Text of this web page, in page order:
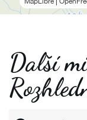
Další